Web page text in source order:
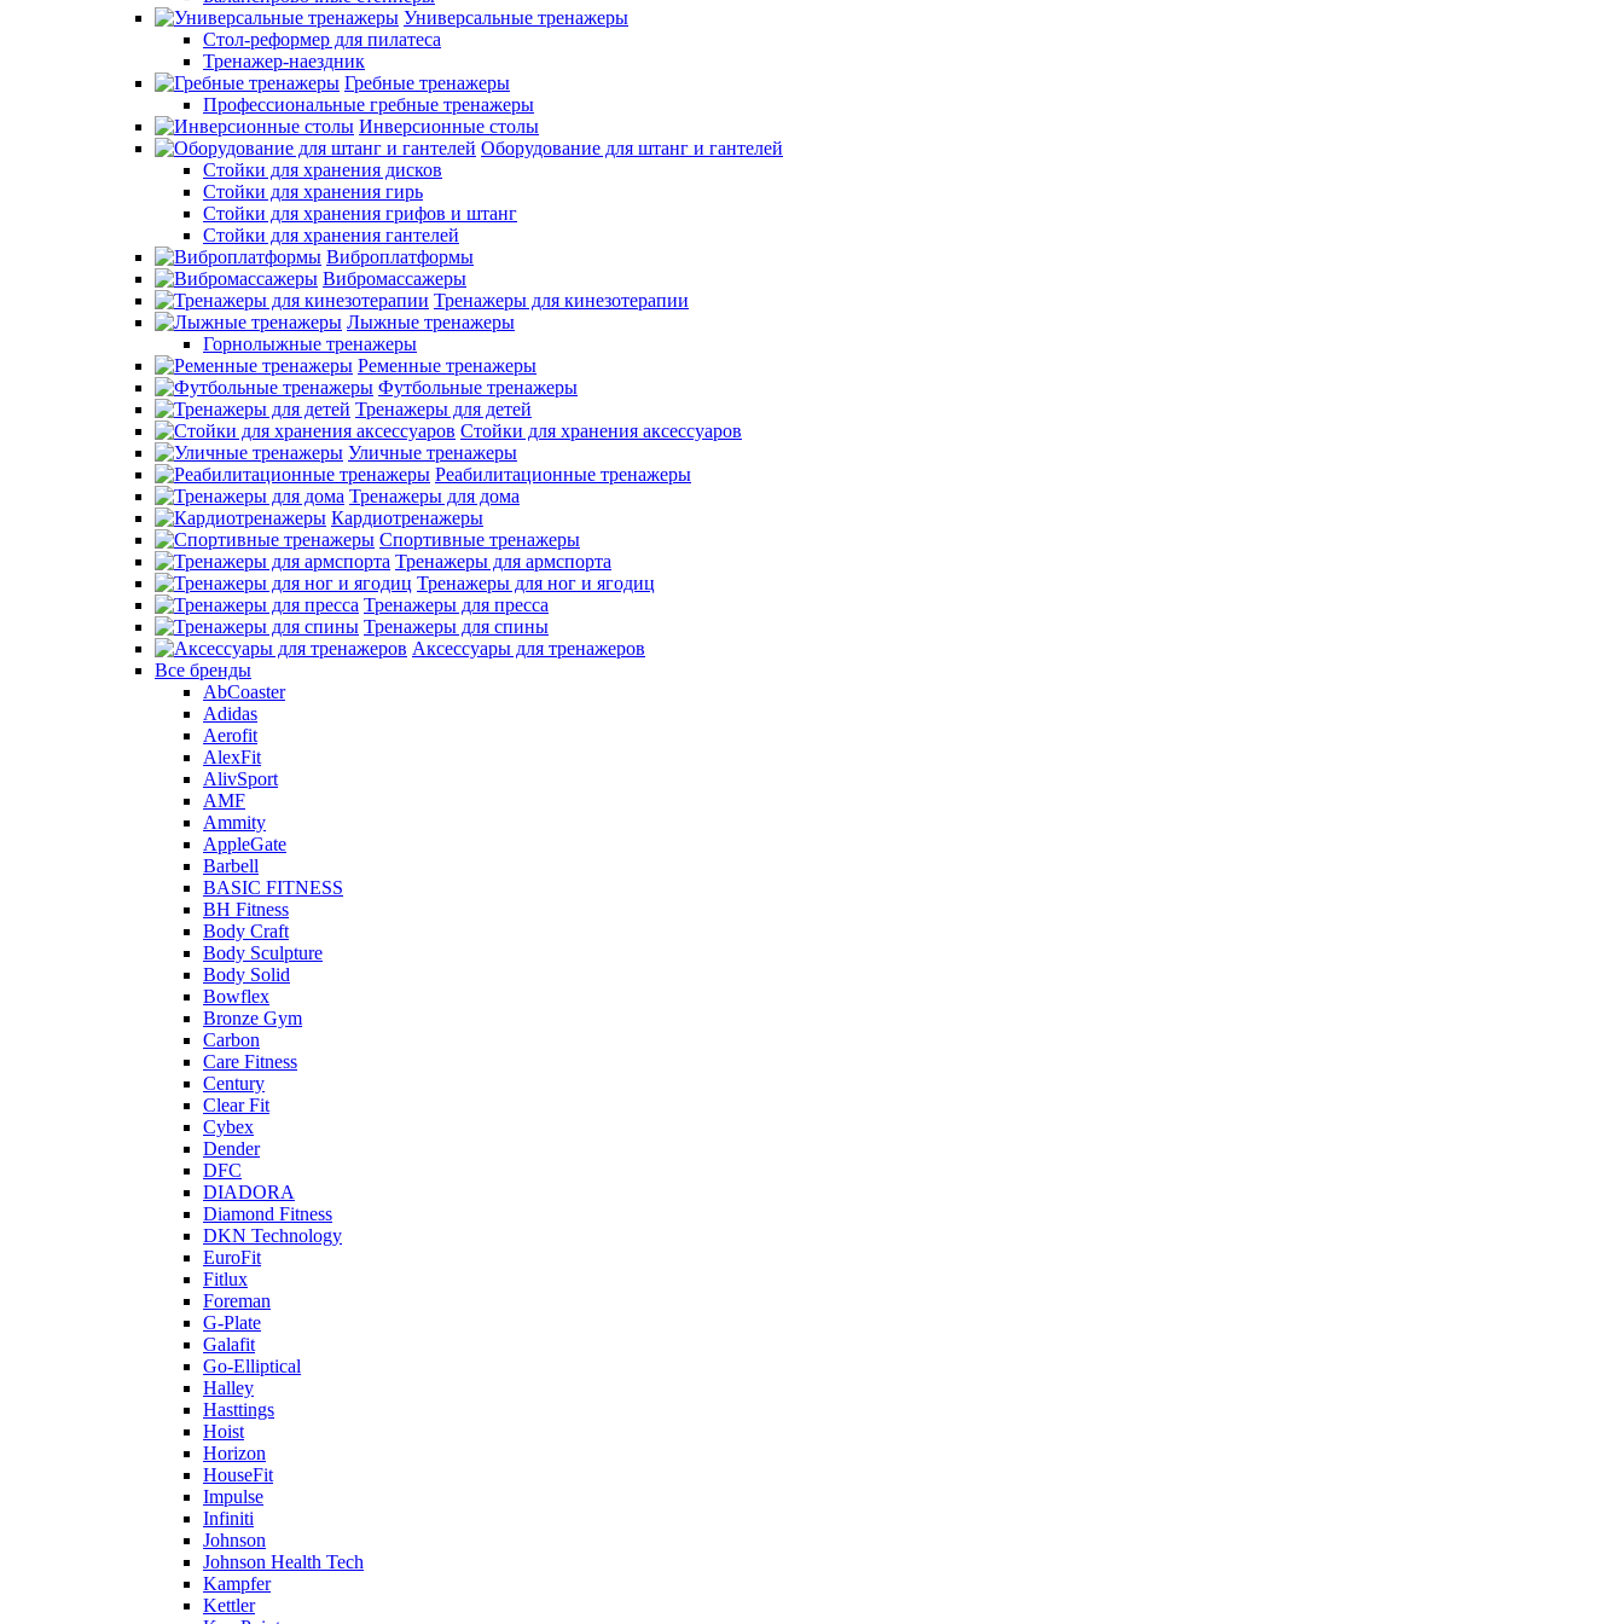
Универсальные тренажеры
Стол-реформер для пилатеса
Тренажер-наездник
Гребные тренажеры
Профессиональные гребные тренажеры
Инверсионные столы
Оборудование для штанг и гантелей
Стойки для хранения дисков
Стойки для хранения гирь
Стойки для хранения грифов и штанг
Стойки для хранения гантелей
Виброплатформы
Вибромассажеры
Тренажеры для кинезотерапии
Лыжные тренажеры
Горнолыжные тренажеры
Ременные тренажеры
Футбольные тренажеры
Тренажеры для детей
Стойки для хранения аксессуаров
Уличные тренажеры
Реабилитационные тренажеры
Тренажеры для дома
Кардиотренажеры
Спортивные тренажеры
Тренажеры для армспорта
Тренажеры для ног и ягодиц
Тренажеры для пресса
Тренажеры для спины
Аксессуары для тренажеров
Все бренды
AbCoaster
Adidas
Aerofit
AlexFit
AlivSport
AMF
Ammity
AppleGate
Barbell
BASIC FITNESS
BH Fitness
Body Craft
Body Sculpture
Body Solid
Bowflex
Bronze Gym
Carbon
Care Fitness
Century
Clear Fit
Cybex
Dender
DFC
DIADORA
Diamond Fitness
DKN Technology
EuroFit
Fitlux
Foreman
G-Plate
Galafit
Go-Elliptical
Halley
Hasttings
Hoist
Horizon
HouseFit
Impulse
Infiniti
Johnson
Johnson Health Tech
Kampfer
Kettler